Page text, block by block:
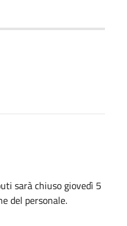
sarà chiuso giovedì 5
del personale.